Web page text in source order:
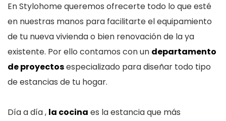
En Stylohome queremos ofrecerte todo lo que esté
en nuestras manos para facilitarte el equipamiento
de tu nueva vivienda o bien renovación de la ya
existente. Por ello contamos con un departamento
de proyectosespecializado para diseñar todo tipo
de estancias de tu hogar.
Día a día , la cocina es la estancia que más